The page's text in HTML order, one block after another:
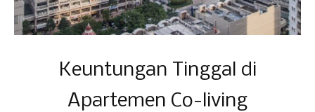
Keuntungan Tinggal di
Apartemen Co-living